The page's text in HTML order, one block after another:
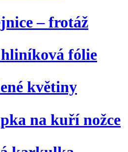
– frotáž
fólie
květiny
na kuří nožce